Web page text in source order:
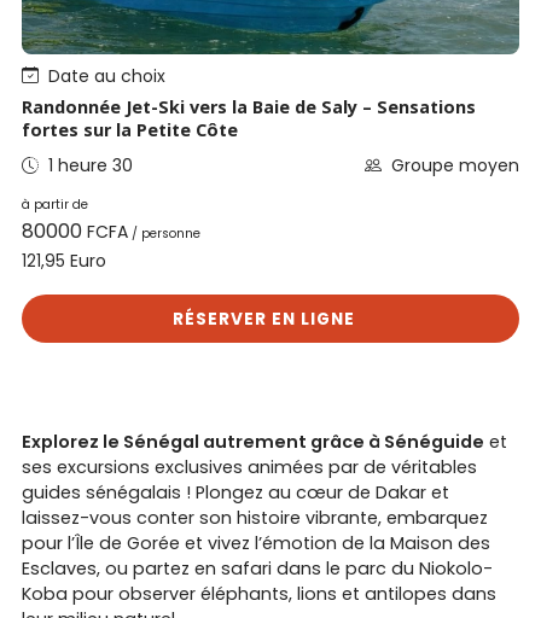
Date au choix
Randonnée Jet-Ski vers la Baie de Saly – Sensations
fortes sur la Petite Côte
1 heure 30 Groupe moyen
à partir de
80000FCFA / personne
121,95Euro
RÉSERVER EN LIGNE
Explorez le Sénégal autrement grâce à Sénéguide et
ses excursions exclusives animées par de véritables
guides sénégalais ! Plongez au cœur de Dakar et
laissez-vous conter son histoire vibrante, embarquez
pour l’Île de Gorée et vivez l’émotion de la Maison des
Esclaves, ou partez en safari dans le parc du Niokolo-
Koba pour observer éléphants, lions et antilopes dans